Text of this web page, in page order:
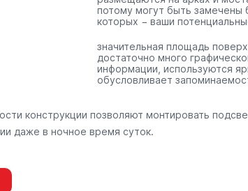
потому могут быть
которых − ваши
значительная площадь
достаточно много
информации, используются
обусловливает
конструкции позволяют монтировать
даже в ночное время суток.